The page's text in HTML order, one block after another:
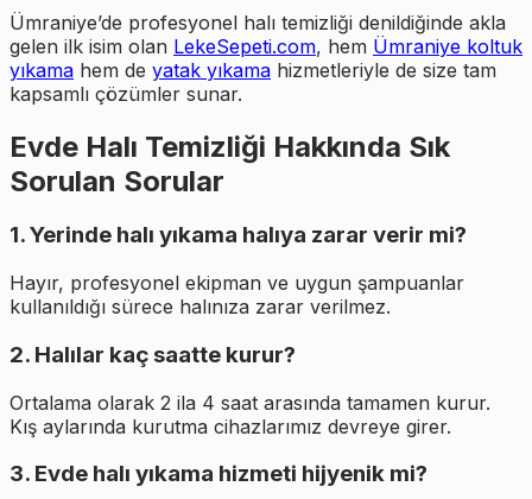
Ümraniye’de profesyonel halı temizliği denildiğinde akla
gelen ilk isim olan LekeSepeti.com, hem Ümraniye koltuk
yıkama hem de yatak yıkama hizmetleriyle de size tam
kapsamlı çözümler sunar.
Evde Halı Temizliği Hakkında Sık
Sorulan Sorular
1. Yerinde halı yıkama halıya zarar verir mi?
Hayır, profesyonel ekipman ve uygun şampuanlar
kullanıldığı sürece halınıza zarar verilmez.
2. Halılar kaç saatte kurur?
Ortalama olarak 2 ila 4 saat arasında tamamen kurur.
Kış aylarında kurutma cihazlarımız devreye girer.
3. Evde halı yıkama hizmeti hijyenik mi?